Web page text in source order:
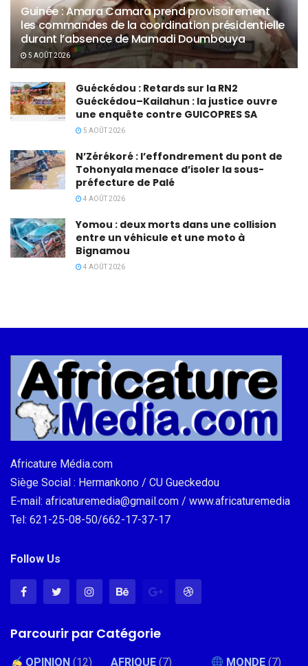
Guinée : Amara Camara prend provisoirement
les commandes de la coordination présidentielle
durant l’absence de Mamadi Doumbouya
5 AOÛT 2026
Guéckédou : Retards sur la RN2
Guéckédou–Kailahun : la justice ouvre
une enquête contre GUICOPRES SA
5 AOÛT 2026
N’Zérékoré : l’effondrement du pont de
Tohonyala menace d’isoler la sous-
préfecture de Palé
4 AOÛT 2026
Yomou : deux morts dans une collision
entre un véhicule et une moto à
Bignamou
4 AOÛT 2026
Africature Média.com
Siège Social : Hermankono / CU Gueckedou
E-mail: africaturemedia@gmail.com / www.africaturemedia
Tel: 621-25-08-50/662-17-37-17
Follow Us
Parcourir par Catégorie
OPINION (12) AFRIQUE (7) MONDE (7)